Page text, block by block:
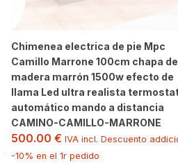
Chimenea electrica de pie Mpc
Camillo Marrone 100cm chapa de
madera marrón 1500w efecto de
llama Led ultra realista
automático mando a distancia
CAMINO-CAMILLO-MARRONE
500.00 € IVA incl. Descuento
-10% en el 1r pedido